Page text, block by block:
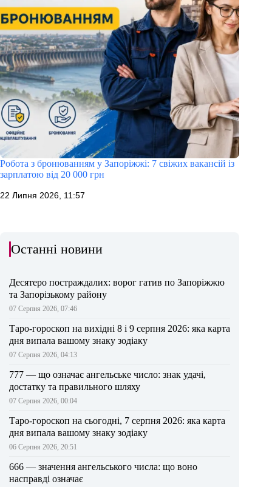
Робота з бронюванням у Запоріжжі: 7 свіжих вакансій із
зарплатою від 20 000 грн
22 Липня 2026, 11:57
Останні новини
Десятеро постраждалих: ворог гатив по Запоріжжю
та Запорізькому району
07 Серпня 2026, 07:46
Таро-гороскоп на вихідні 8 і 9 серпня 2026: яка карта
дня випала вашому знаку зодіаку
07 Серпня 2026, 04:13
777 — що означає ангельське число: знак удачі,
достатку та правильного шляху
07 Серпня 2026, 00:04
Таро-гороскоп на сьогодні, 7 серпня 2026: яка карта
дня випала вашому знаку зодіаку
06 Серпня 2026, 20:51
666 — значення ангельського числа: що воно
насправді означає